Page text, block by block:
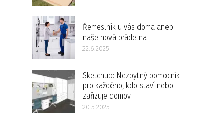
Řemeslník u vás doma aneb
naše nová prádelna
22.6.2025
Sketchup: Nezbytný pomocník
pro každého, kdo staví nebo
zařizuje domov
20.5.2025